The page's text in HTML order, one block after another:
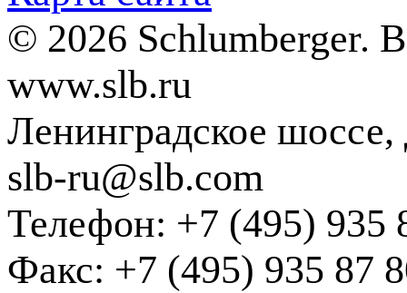
© 2026 Schlumberger.
www.slb.ru
Ленинградское
slb-ru@slb.com
Телефон: +7 (495) 935
Факс: +7 (495) 935 87